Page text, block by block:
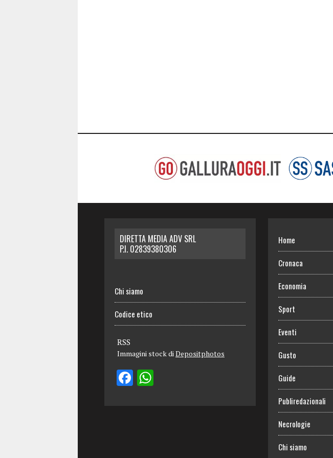
DIRETTA MEDIA ADV SRL
P.I. 02839380306
Chi siamo
Codice etico
RSS
Immagini stock diDepositphotos
Home
Cronaca
Economia
Sport
Eventi
Gusto
Guide
Publiredazionali
Necrologie
Chi siamo